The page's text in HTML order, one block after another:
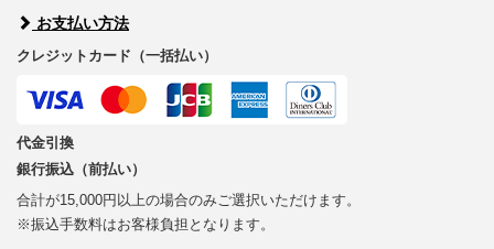
お支払い方法
クレジットカード（一括払い）
代金引換
銀行振込（前払い）
合計が15,000円以上の場合のみご選択いただけます。
※振込手数料はお客様負担となります。